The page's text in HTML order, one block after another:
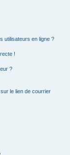
utilisateurs en ligne ?
!
?
le lien de courrier